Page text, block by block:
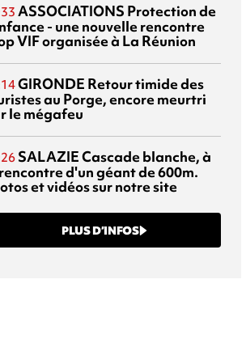
ASSOCIATIONS Protection de
- une nouvelle rencontre
VIF organisée à La Réunion
GIRONDE Retour timide des
au Porge, encore meurtri
le mégafeu
SALAZIECascade blanche, à
d'un géant de 600m.
et vidéos sur notre site
PLUS D’INFOS